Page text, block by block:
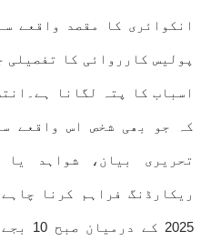
انکوائری کا مقصد واقعے
پولیس کارروائی کا تفصیلی
اسباب کا پتہ لگانا
کہ جو بھی شخص اس واقعے
تحریری بیان، شواہد